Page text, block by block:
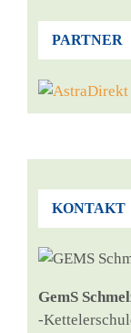
KONTAKT
GemS
PARTNER